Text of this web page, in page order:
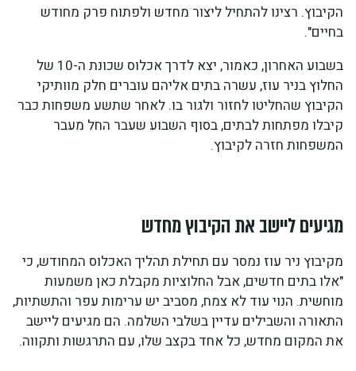
הקיבוץ. רצינו להתחיל ליצור מחדש ולפתוח פרק מחודש
בחיים".
בשבוע האחרון, כאמור, יצא לדרך אכלוס שכונת ה-10 של
החלוץ בניר עוז, עשרה בתים אליהם עוברים חלק מוותיקי
הקיבוץ שהחליטו לחזור ולגור בו. לאחר שתשע משפחות כבר
קיבלו מפתחות לבתים, בסוף השבוע שעבר החל מעבר
המשפחות חזרה לקיבוץ.
מגיעים ליישב את הקיבוץ מחדש
מקיבוץ ניר עוז נמסר עם תחילת תהליך האכלוס המחודש, כי
"אלו בתים חדשים, אבל החלוציות מקבלת כאן משמעות
מוחשית. הנוי עוד לא צמח, מסביב יש ערימות עפר והתשתיות,
התאורה והשבילים עדיין בשלבי השלמה. הם מגיעים ליישב
את המקום מחדש, כל אחד בקצב שלו, עם התרגשות ותקווה.